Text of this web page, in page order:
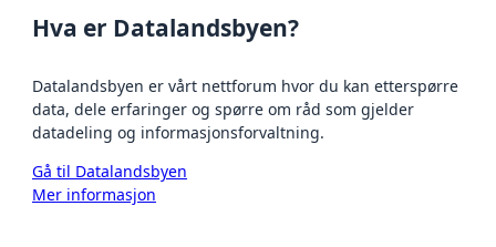
Hva er Datalandsbyen?
Datalandsbyen er vårt nettforum hvor du kan etterspørre
data, dele erfaringer og spørre om råd som gjelder
datadeling og informasjonsforvaltning.
Gå til Datalandsbyen
Mer informasjon